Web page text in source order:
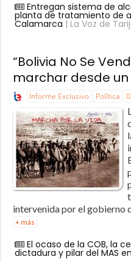
Entregan sistema de
planta de tratamiento de
Calamarca | La Voz de
“Bolivia No Se
marchar desde
Informe Exclusivo Política
intervenida por el gobierno
+ más
El ocaso de la COB, la
dictadura y pilar del MAS